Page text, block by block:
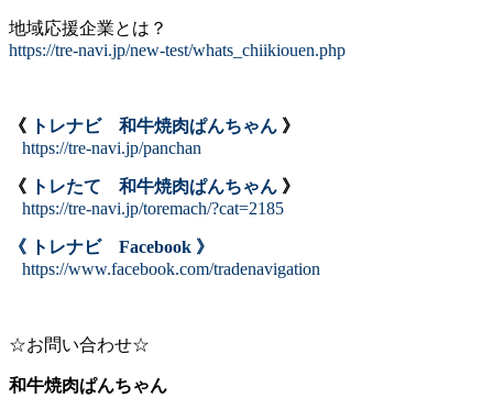
地域応援企業とは？
https://tre-navi.jp/new-test/whats_chiikiouen.php
《 トレナビ 和牛焼肉ぱんちゃん 》
https://tre-navi.jp/panchan
《 トレたて 和牛焼肉ぱんちゃん 》
https://tre-navi.jp/toremach/?cat=2185
《 トレナビ Facebook 》
https://www.facebook.com/tradenavigation
☆お問い合わせ☆
和牛焼肉ぱんちゃん